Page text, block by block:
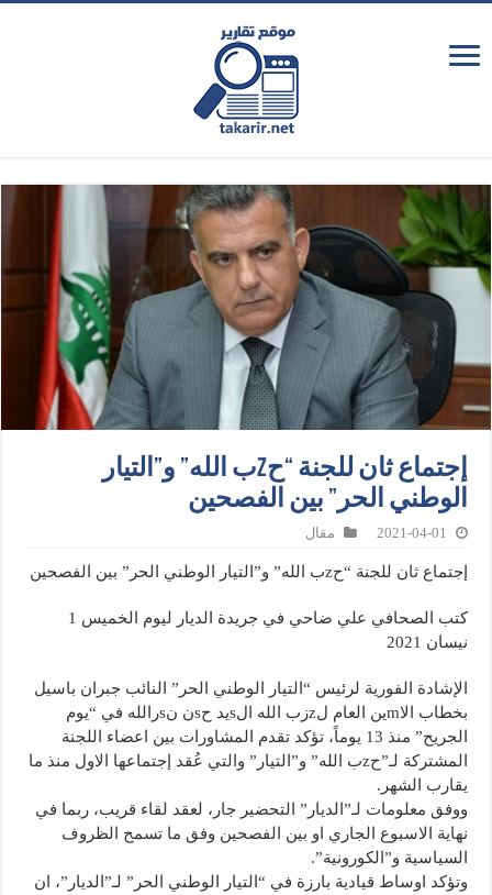
إجتماع ثان للجنة “حzب الله” و”التيار
الوطني الحر” بين الفصحين
2021-04-01 مقال
إجتماع ثان للجنة “حzب الله” و”التيار الوطني الحر” بين الفصحين
كتب الصحافي علي ضاحي في جريدة الديار ليوم الخميس 1
نيسان 2021
الإشادة الفورية لرئيس “التيار الوطني الحر” النائب جبران باسيل
بخطاب الاmين العام لzزب الله الsيد حsن نsرالله في “يوم
الجريح” منذ 13 يوماً، تؤكد تقدم المشاورات بين اعضاء اللجنة
المشتركة لـ”حzب الله” و”التيار” والتي عُقد إجتماعها الاول منذ ما
يقارب الشهر.
ووفق معلومات لـ”الديار” التحضير جار، لعقد لقاء قريب، ربما في
نهاية الاسبوع الجاري او بين الفصحين وفق ما تسمح الظروف
السياسية و”الكورونية”.
وتؤكد اوساط قيادية بارزة في “التيار الوطني الحر” لـ”الديار”، ان